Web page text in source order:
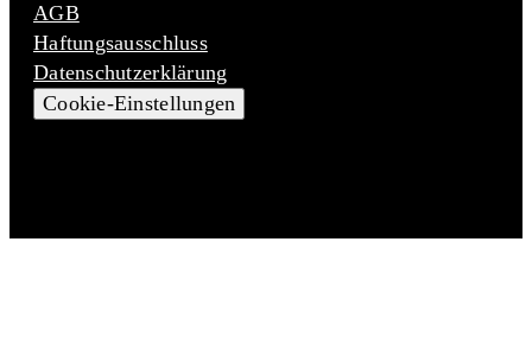
AGB
Haftungsausschluss
Datenschutzerklärung
Cookie-Einstellungen